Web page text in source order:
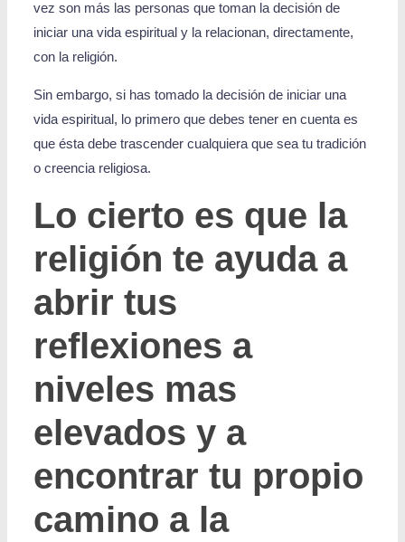
vez son más las personas que toman la decisión de
iniciar una vida espiritual y la relacionan, directamente,
con la religión.
Sin embargo, si has tomado la decisión de iniciar una
vida espiritual, lo primero que debes tener en cuenta es
que ésta debe trascender cualquiera que sea tu tradición
o creencia religiosa.
Lo cierto es que la
religión te ayuda a
abrir tus
reflexiones a
niveles mas
elevados y a
encontrar tu propio
camino a la